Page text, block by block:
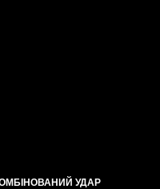
УДАР